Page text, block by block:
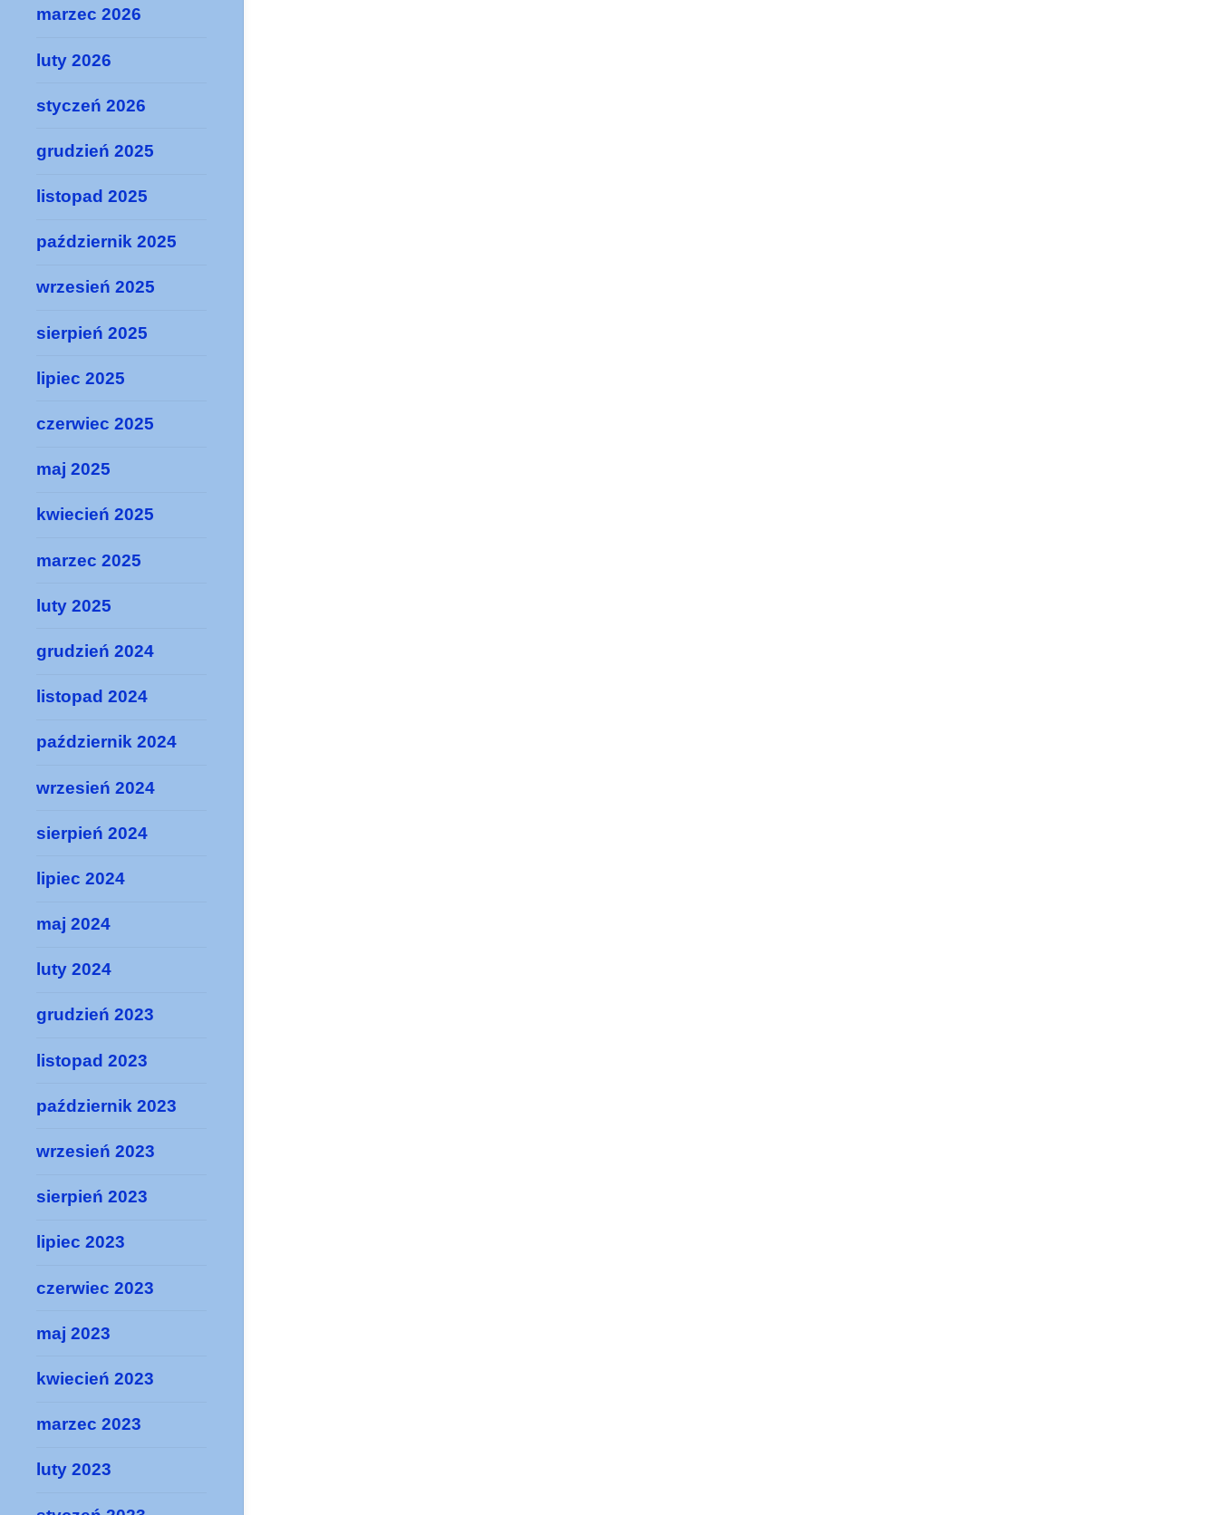
marzec 2026
luty 2026
styczeń 2026
grudzień 2025
listopad 2025
październik 2025
wrzesień 2025
sierpień 2025
lipiec 2025
czerwiec 2025
maj 2025
kwiecień 2025
marzec 2025
luty 2025
grudzień 2024
listopad 2024
październik 2024
wrzesień 2024
sierpień 2024
lipiec 2024
maj 2024
luty 2024
grudzień 2023
listopad 2023
październik 2023
wrzesień 2023
sierpień 2023
lipiec 2023
czerwiec 2023
maj 2023
kwiecień 2023
marzec 2023
luty 2023